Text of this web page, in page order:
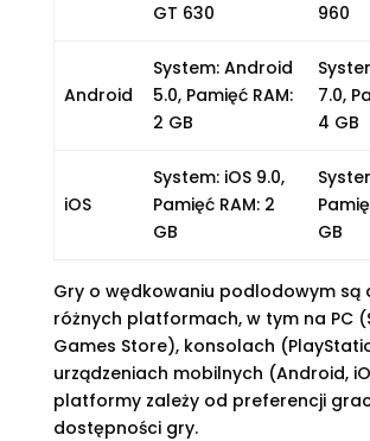
GT 630
960
Android
System: Android
5.0, Pamięć RAM:
2 GB
7.0,
4 GB
iOS
System: iOS 9.0,
Pamięć RAM: 2
GB
GB
Gry o wędkowaniu podlodowym są
różnych platformach, w tym na PC
Games Store), konsolach
urządzeniach mobilnych (Android,
platformy zależy od preferencji
dostępności gry.